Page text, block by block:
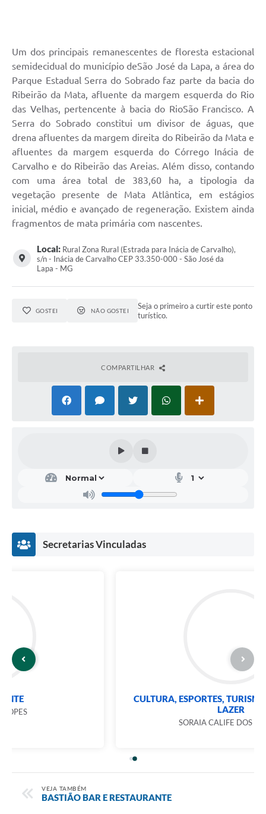
Um dos principais remanescentes de floresta estacional
semidecidual do município deSão José da Lapa, a área do
Parque Estadual Serra do Sobrado faz parte da bacia do
Ribeirão da Mata, afluente da margem esquerda do Rio
das Velhas, pertencente à bacia do RioSão Francisco. A
Serra do Sobrado constitui um divisor de águas, que
drena afluentes da margem direita do Ribeirão da Mata e
afluentes da margem esquerda do Córrego Inácia de
Carvalho e do Ribeirão das Areias. Além disso, contando
com uma área total de 383,60 ha, a tipologia da
vegetação presente de Mata Atlântica, em estágios
inicial, médio e avançado de regeneração. Existem ainda
fragmentos de mata primária com nascentes.
Local: Rural Zona Rural (Estrada para Inácia de Carvalho),
s/n - Inácia de Carvalho CEP 33.350-000 - São José da
Lapa - MG
GOSTEI NÃO GOSTEI
Seja o primeiro a curtir este ponto
turístico.
COMPARTILHAR
Secretarias Vinculadas
CULTURA, ESPORTES, TURISMO, JUVENTUDE E
SORAIA CALIFE DOS SANTOS
VEJA TAMBÉM
BASTIÃO BAR E RESTAURANTE